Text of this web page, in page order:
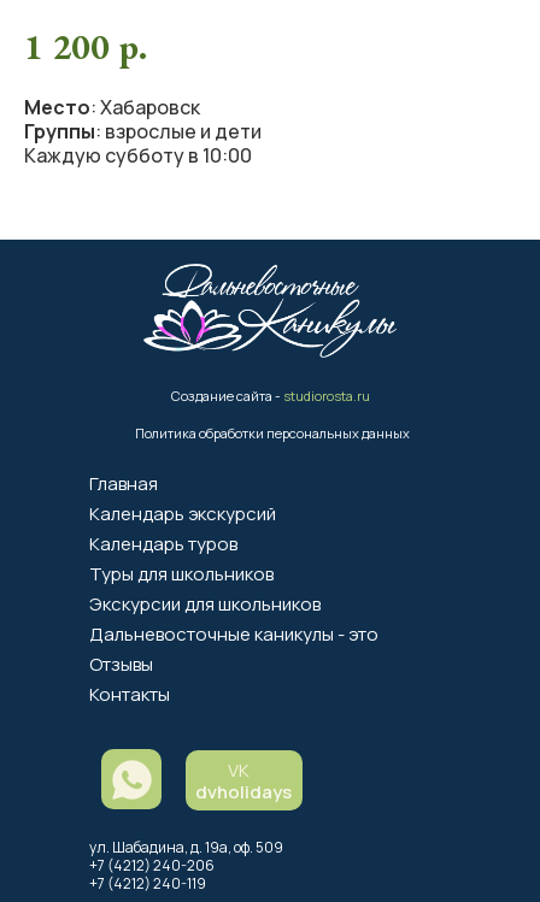
1 200 р.
Место: Хабаровск
Группы: взрослые и дети
Каждую субботу в 10:00
ул. Шабадина, д. 19а, оф. 509
+7 (4212) 240-206
+7 (4212) 240-119
Политика обработки персональных данных
Создание сайта - studiorosta.ru
VK
dvholidays
Экскурсии для школьников
Главная
Календарь экскурсий
Календарь туров
Туры для школьников
Контакты
Отзывы
Дальневосточные каникулы - это